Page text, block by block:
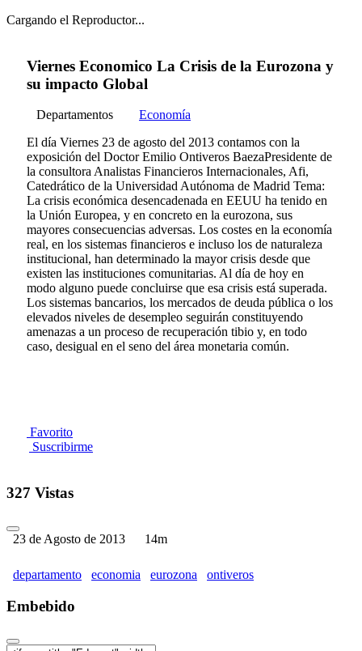
Cargando el Reproductor...
Viernes Economico La Crisis de la Eurozona y
su impacto Global
Departamentos
Economía
El día Viernes 23 de agosto del 2013 contamos con la
exposición del Doctor Emilio Ontiveros BaezaPresidente de
la consultora Analistas Financieros Internacionales, Afi,
Catedrático de la Universidad Autónoma de Madrid Tema:
La crisis económica desencadenada en EEUU ha tenido en
la Unión Europea, y en concreto en la eurozona, sus
mayores consecuencias adversas. Los costes en la economía
real, en los sistemas financieros e incluso los de naturaleza
institucional, han determinado la mayor crisis desde que
existen las instituciones comunitarias. Al día de hoy en
modo alguno puede concluirse que esa crisis está superada.
Los sistemas bancarios, los mercados de deuda pública o los
elevados niveles de desempleo seguirán constituyendo
amenazas a un proceso de recuperación tibio y, en todo
caso, desigual en el seno del área monetaria común.
Favorito
Suscribirme
327 Vistas
23 de Agosto de 2013 14m
departamento economia eurozona ontiveros
Embebido